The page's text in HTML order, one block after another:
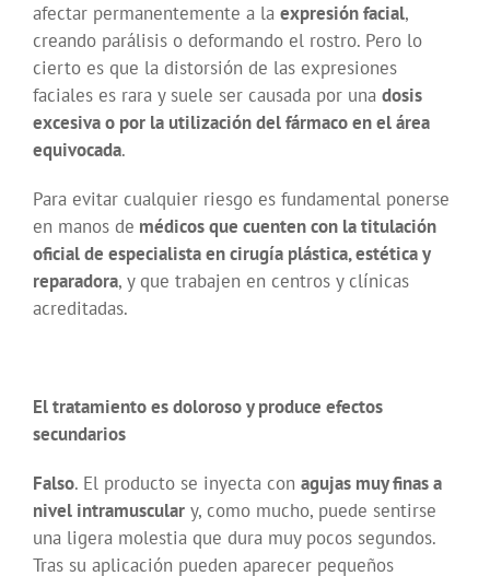
afectar permanentemente a la expresión facial,
creando parálisis o deformando el rostro. Pero lo
cierto es que la distorsión de las expresiones
faciales es rara y suele ser causada por una dosis
excesiva o por la utilización del fármaco en el área
equivocada.
Para evitar cualquier riesgo es fundamental ponerse
en manos de médicos que cuenten con la titulación
oficial de especialista en cirugía plástica, estética y
reparadora, y que trabajen en centros y clínicas
acreditadas.
El tratamiento es doloroso y produce efectos
secundarios
Falso. El producto se inyecta con agujas muy finas a
nivel intramuscular y, como mucho, puede sentirse
una ligera molestia que dura muy pocos segundos.
Tras su aplicación pueden aparecer pequeños